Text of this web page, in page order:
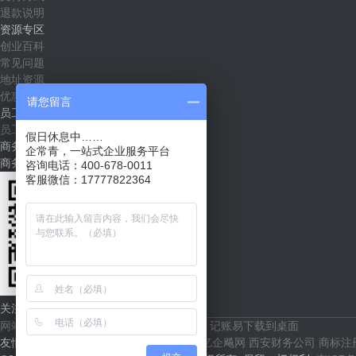
退款说明
资源专区
创业百科
常见问题
地址资源
优惠套餐
员工社区
员工入口
商务合作
商务合作（shichang@qichangqing.com）
关注企常青
网站地图
根通财税官网
记账易下载到桌面
友情链接：
果壳 亿欧 亿企飚网 西安财务公司 商标注
请您留言
假日休息中……
企常青，一站式企业服务平台
咨询电话：400-678-0011
客服微信：17777822364